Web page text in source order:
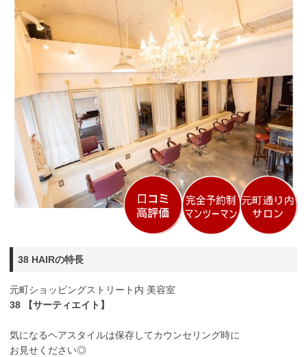
38 HAIRの特長
元町ショッピングストリート内 美容室
38 【サーティエイト】
気になるヘアスタイルは保存してカウンセリング時に
お見せください◎